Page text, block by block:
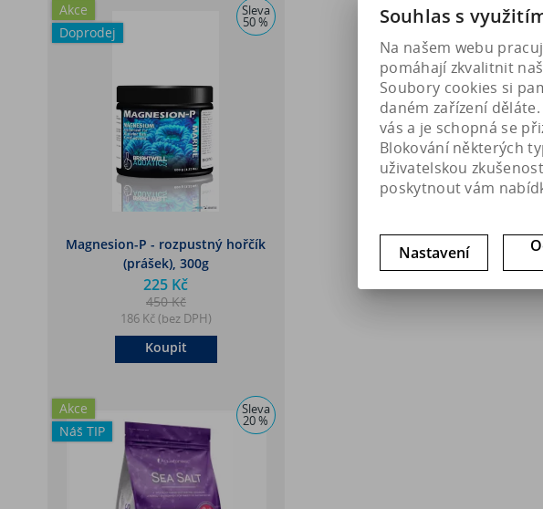
Sleva
50 %
Akce
Doprodej
Magnesion-P - rozpustný hořčík
(prášek), 300g
225 Kč
450 Kč
186 Kč (bez DPH)
Koupit
Sleva
20 %
Akce
Náš TIP
Souhlas s
Na našem webu
pomáhají zkvalitnit
Soubory cookies si
daném zařízení
vás a je schopná se
Blokování některých
uživatelskou
poskytnout vám
Nastavení